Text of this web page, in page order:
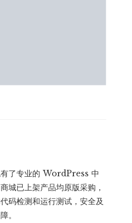
有了专业的 WordPress 中
城已上架产品均原版采购，
码检测和运行测试，安全及
。